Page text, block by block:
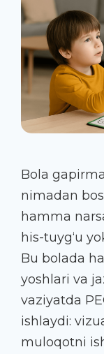
Bola
nimadan
hamma
his-tuyg‘u
Bu bolada
yoshlari va
vaziyatda
ishlaydi:
muloqotni